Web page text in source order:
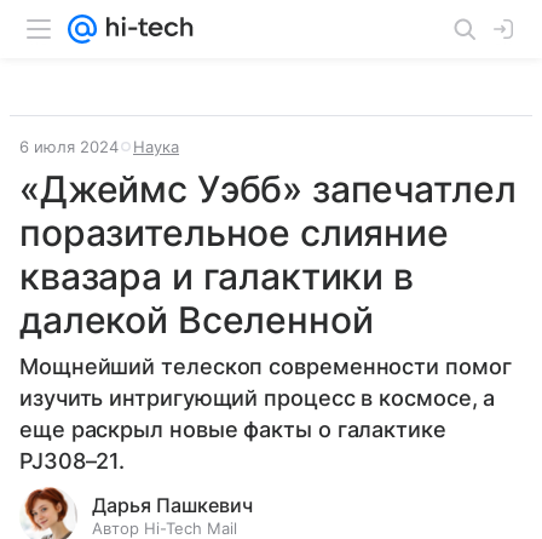
6 июля 2024 Наука
«Джеймс Уэбб» запечатлел
поразительное слияние
квазара и галактики в
далекой Вселенной
Мощнейший телескоп современности помог
изучить интригующий процесс в космосе, а
еще раскрыл новые факты о галактике
PJ308–21.
Дарья Пашкевич
Автор Hi-Tech Mail